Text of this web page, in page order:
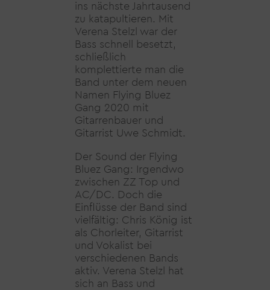
ins nächste Jahrtausend
zu katapultieren. Mit
Verena Stelzl war der
Bass schnell besetzt,
schließlich
komplettierte man die
Band unter dem neuen
Namen Flying Bluez
Gang 2020 mit
Gitarrenbauer und
Gitarrist Uwe Schmidt.
Der Sound der Flying
Bluez Gang: Irgendwo
zwischen ZZ Top und
AC/DC. Doch die
Einflüsse der Band sind
vielfältig: Chris König ist
als Chorleiter, Gitarrist
und Vokalist bei
verschiedenen Bands
aktiv. Verena Stelzl hat
sich an Bass und